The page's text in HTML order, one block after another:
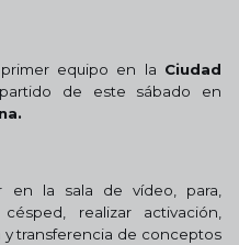
equipo en la Ciudad
de este sábado en
en la sala de vídeo, para,
realizar activación,
transferencia de conceptos